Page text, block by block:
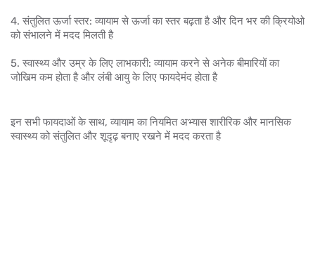
4. संतुलित ऊर्जा स्तर: व्यायाम से ऊर्जा का स्तर बढ़ता है और दिन भर की क्रियोओ
को संभालने में मदद मिलती है
5. स्वास्थ्य और उम्र के लिए लाभकारी: व्यायाम करने से अनेक बीमारियों का
जोखिम कम होता है और लंबी आयु के लिए फायदेमंद होता है
इन सभी फायदाओं के साथ, व्यायाम का नियमित अभ्यास शारीरिक और मानसिक
स्वास्थ्य को संतुलित और शूदृढ़ बनाए रखने में मदद करता है